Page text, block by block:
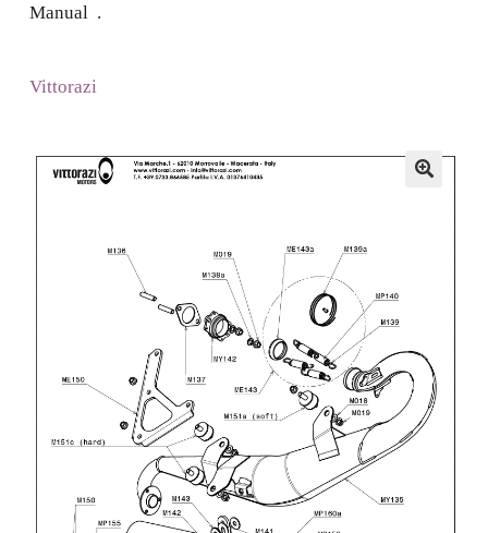
Manual .
Vittorazi